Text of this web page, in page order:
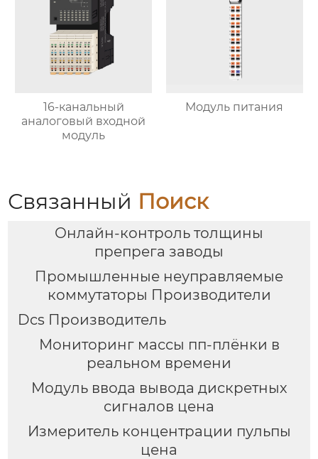
16-канальный
аналоговый входной
модуль
Модуль питания
Связанный Поиск
Онлайн-контроль толщины
препрега заводы
Промышленные неуправляемые
коммутаторы Производители
Dcs Производитель
Мониторинг массы пп-плёнки в
реальном времени
Модуль ввода вывода дискретных
сигналов цена
Измеритель концентрации пульпы
цена